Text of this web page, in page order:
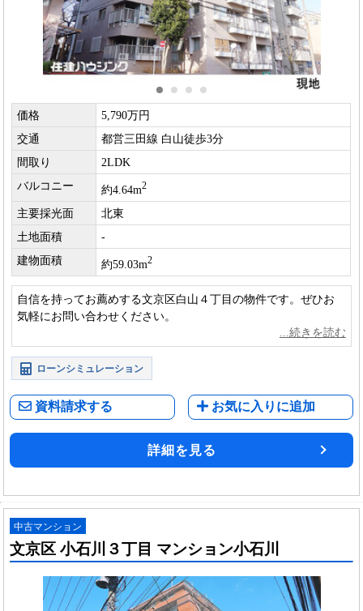
価格
5,790万円
交通
都営三田線 白山徒歩3分
間取り
2LDK
バルコニー
約4.64m2
主要採光面
北東
土地面積
-
建物面積
約59.03m2
自信を持ってお薦めする文京区白山４丁目の物件です。ぜひお
気軽にお問い合わせください。
ローンシミュレーション
資料請求する お気に入りに追加
詳細を見る
中古マンション
文京区 小石川３丁目 マンション小石川